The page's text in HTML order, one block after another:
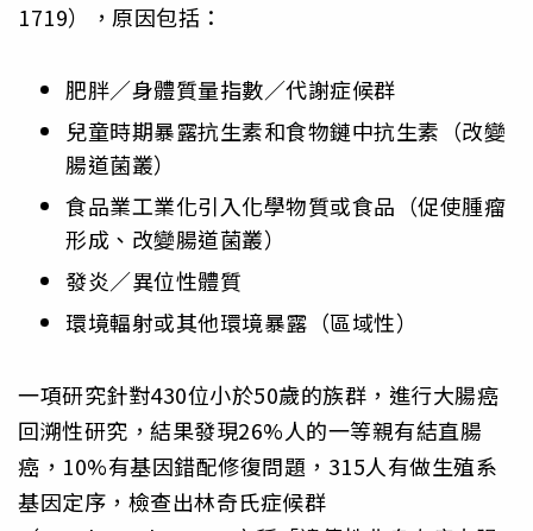
1719），原因包括：
肥胖／身體質量指數／代謝症候群
兒童時期暴露抗生素和食物鏈中抗生素（改變
腸道菌叢）
食品業工業化引入化學物質或食品（促使腫瘤
形成、改變腸道菌叢）
發炎／異位性體質
環境輻射或其他環境暴露（區域性）
一項研究針對430位小於50歲的族群，進行大腸癌
回溯性研究，結果發現26%人的一等親有結直腸
癌，10%有基因錯配修復問題，315人有做生殖系
基因定序，檢查出林奇氏症候群